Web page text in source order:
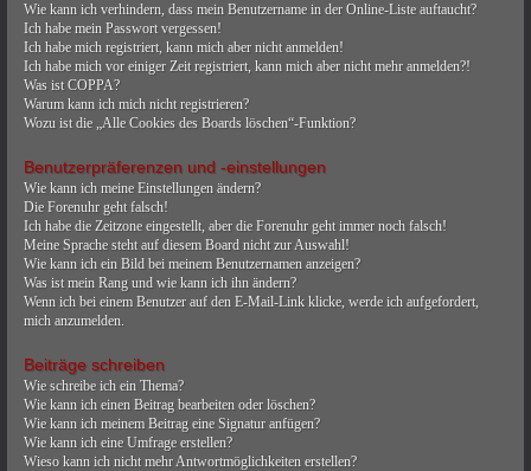
Wie kann ich verhindern, dass mein Benutzername in der Online-Liste auftaucht?
Ich habe mein Passwort vergessen!
Ich habe mich registriert, kann mich aber nicht anmelden!
Ich habe mich vor einiger Zeit registriert, kann mich aber nicht mehr anmelden?!
Was ist COPPA?
Warum kann ich mich nicht registrieren?
Wozu ist die „Alle Cookies des Boards löschen“-Funktion?
Benutzerpräferenzen und -einstellungen
Wie kann ich meine Einstellungen ändern?
Die Forenuhr geht falsch!
Ich habe die Zeitzone eingestellt, aber die Forenuhr geht immer noch falsch!
Meine Sprache steht auf diesem Board nicht zur Auswahl!
Wie kann ich ein Bild bei meinem Benutzernamen anzeigen?
Was ist mein Rang und wie kann ich ihn ändern?
Wenn ich bei einem Benutzer auf den E-Mail-Link klicke, werde ich aufgefordert,
mich anzumelden.
Beiträge schreiben
Wie schreibe ich ein Thema?
Wie kann ich einen Beitrag bearbeiten oder löschen?
Wie kann ich meinem Beitrag eine Signatur anfügen?
Wie kann ich eine Umfrage erstellen?
Wieso kann ich nicht mehr Antwortmöglichkeiten erstellen?